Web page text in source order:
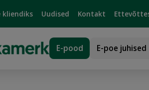
kliendiks Uudised Kontakt
E-pood E-poe juhised